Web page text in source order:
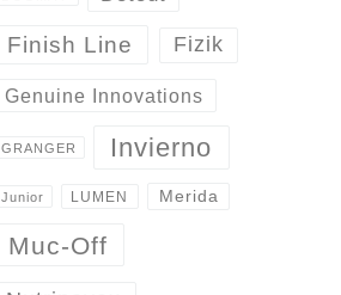
Finish Line Fizik
Genuine Innovations
GRANGER Invierno
Junior LUMEN Merida
Muc-Off